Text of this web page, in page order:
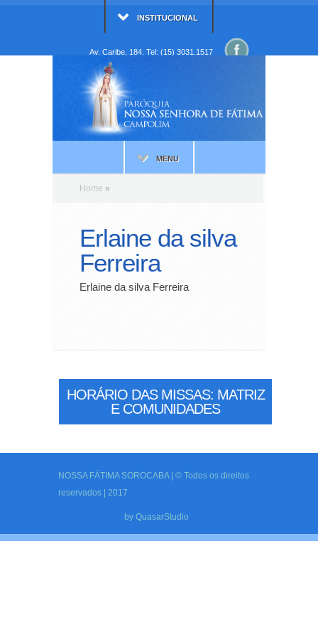
INSTITUCIONAL
Av. Caribe, 184. Tel: (15) 3031.1517
MENU
Home »
Erlaine da silva
Ferreira
Erlaine da silva Ferreira
HORÁRIO DAS MISSAS: MATRIZ
E COMUNIDADES
NOSSA FÁTIMA SOROCABA | © Todos os direitos
reservados | 2017
by QuasarStudio